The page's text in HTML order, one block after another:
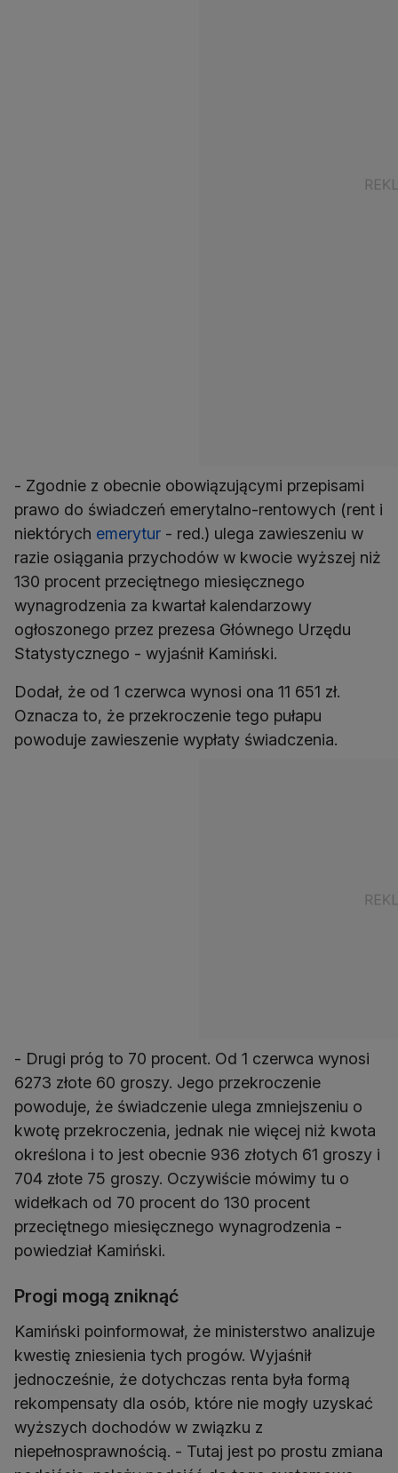
- Zgodnie z obecnie obowiązującymi przepisami
prawo do świadczeń emerytalno-rentowych (rent i
niektórych emerytur - red.) ulega zawieszeniu w
razie osiągania przychodów w kwocie wyższej niż
130 procent przeciętnego miesięcznego
wynagrodzenia za kwartał kalendarzowy
ogłoszonego przez prezesa Głównego Urzędu
Statystycznego - wyjaśnił Kamiński.
Dodał, że od 1 czerwca wynosi ona 11 651 zł.
Oznacza to, że przekroczenie tego pułapu
powoduje zawieszenie wypłaty świadczenia.
- Drugi próg to 70 procent. Od 1 czerwca wynosi
6273 złote 60 groszy. Jego przekroczenie
powoduje, że świadczenie ulega zmniejszeniu o
kwotę przekroczenia, jednak nie więcej niż kwota
określona i to jest obecnie 936 złotych 61 groszy i
704 złote 75 groszy. Oczywiście mówimy tu o
widełkach od 70 procent do 130 procent
przeciętnego miesięcznego wynagrodzenia -
powiedział Kamiński.
Progi mogą zniknąć
Kamiński poinformował, że ministerstwo analizuje
kwestię zniesienia tych progów. Wyjaśnił
jednocześnie, że dotychczas renta była formą
rekompensaty dla osób, które nie mogły uzyskać
wyższych dochodów w związku z
niepełnosprawnością. - Tutaj jest po prostu zmiana